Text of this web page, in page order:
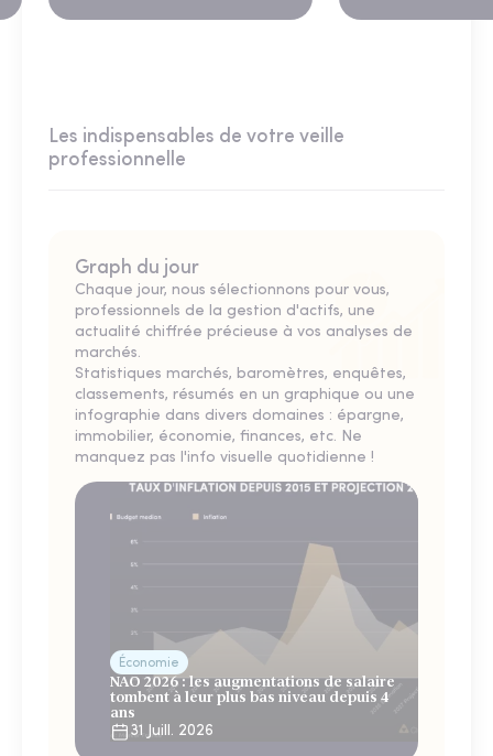
Les indispensables de votre veille
professionnelle
Graph du jour
Chaque jour, nous sélectionnons pour vous,
professionnels de la gestion d'actifs, une
actualité chiffrée précieuse à vos analyses de
marchés.
Statistiques marchés, baromètres, enquêtes,
classements, résumés en un graphique ou une
infographie dans divers domaines : épargne,
immobilier, économie, finances, etc. Ne
manquez pas l'info visuelle quotidienne !
Économie
NAO 2026 : les augmentations de salaire
tombent à leur plus bas niveau depuis 4
ans
31 Juill. 2026